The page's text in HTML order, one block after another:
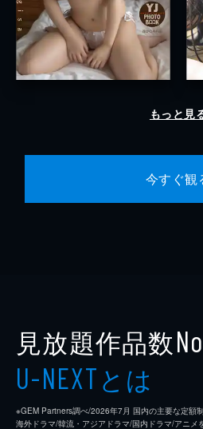
もっと見
今すぐ観
見放題作品数
U-NEXTとは
※GEM Partners調べ/2026年7⽉ 国内の主要な定額
海外ドラマ/韓流・アジアドラマ/国内ドラマ/アニメ